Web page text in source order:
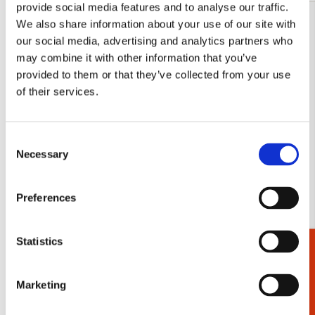
provide social media features and to analyse our traffic.
We also share information about your use of our site with
our social media, advertising and analytics partners who
may combine it with other information that you’ve
provided to them or that they’ve collected from your use
of their services.
Selection
Necessary
Preferences
Statistics
Marketing
Toevoegen
aan
verlanglijst
Kaartenmapje met env, vierkant: Seasons
€ 9,99 € 3,50 Cadeaukiezer